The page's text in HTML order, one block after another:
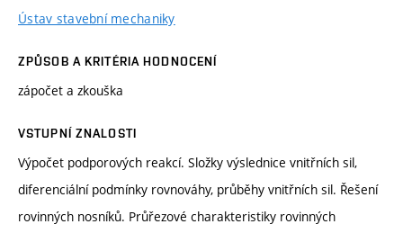
Ústav stavební mechaniky
ZPŮSOB A KRITÉRIA HODNOCENÍ
zápočet a zkouška
VSTUPNÍ ZNALOSTI
Výpočet podporových reakcí. Složky výslednice vnitřních sil,
diferenciální podmínky rovnováhy, průběhy vnitřních sil. Řešení
rovinných nosníků. Průřezové charakteristiky rovinných